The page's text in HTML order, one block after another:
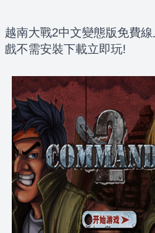
越南大戰2中文變態版免費
戲不需安裝下載立即玩!